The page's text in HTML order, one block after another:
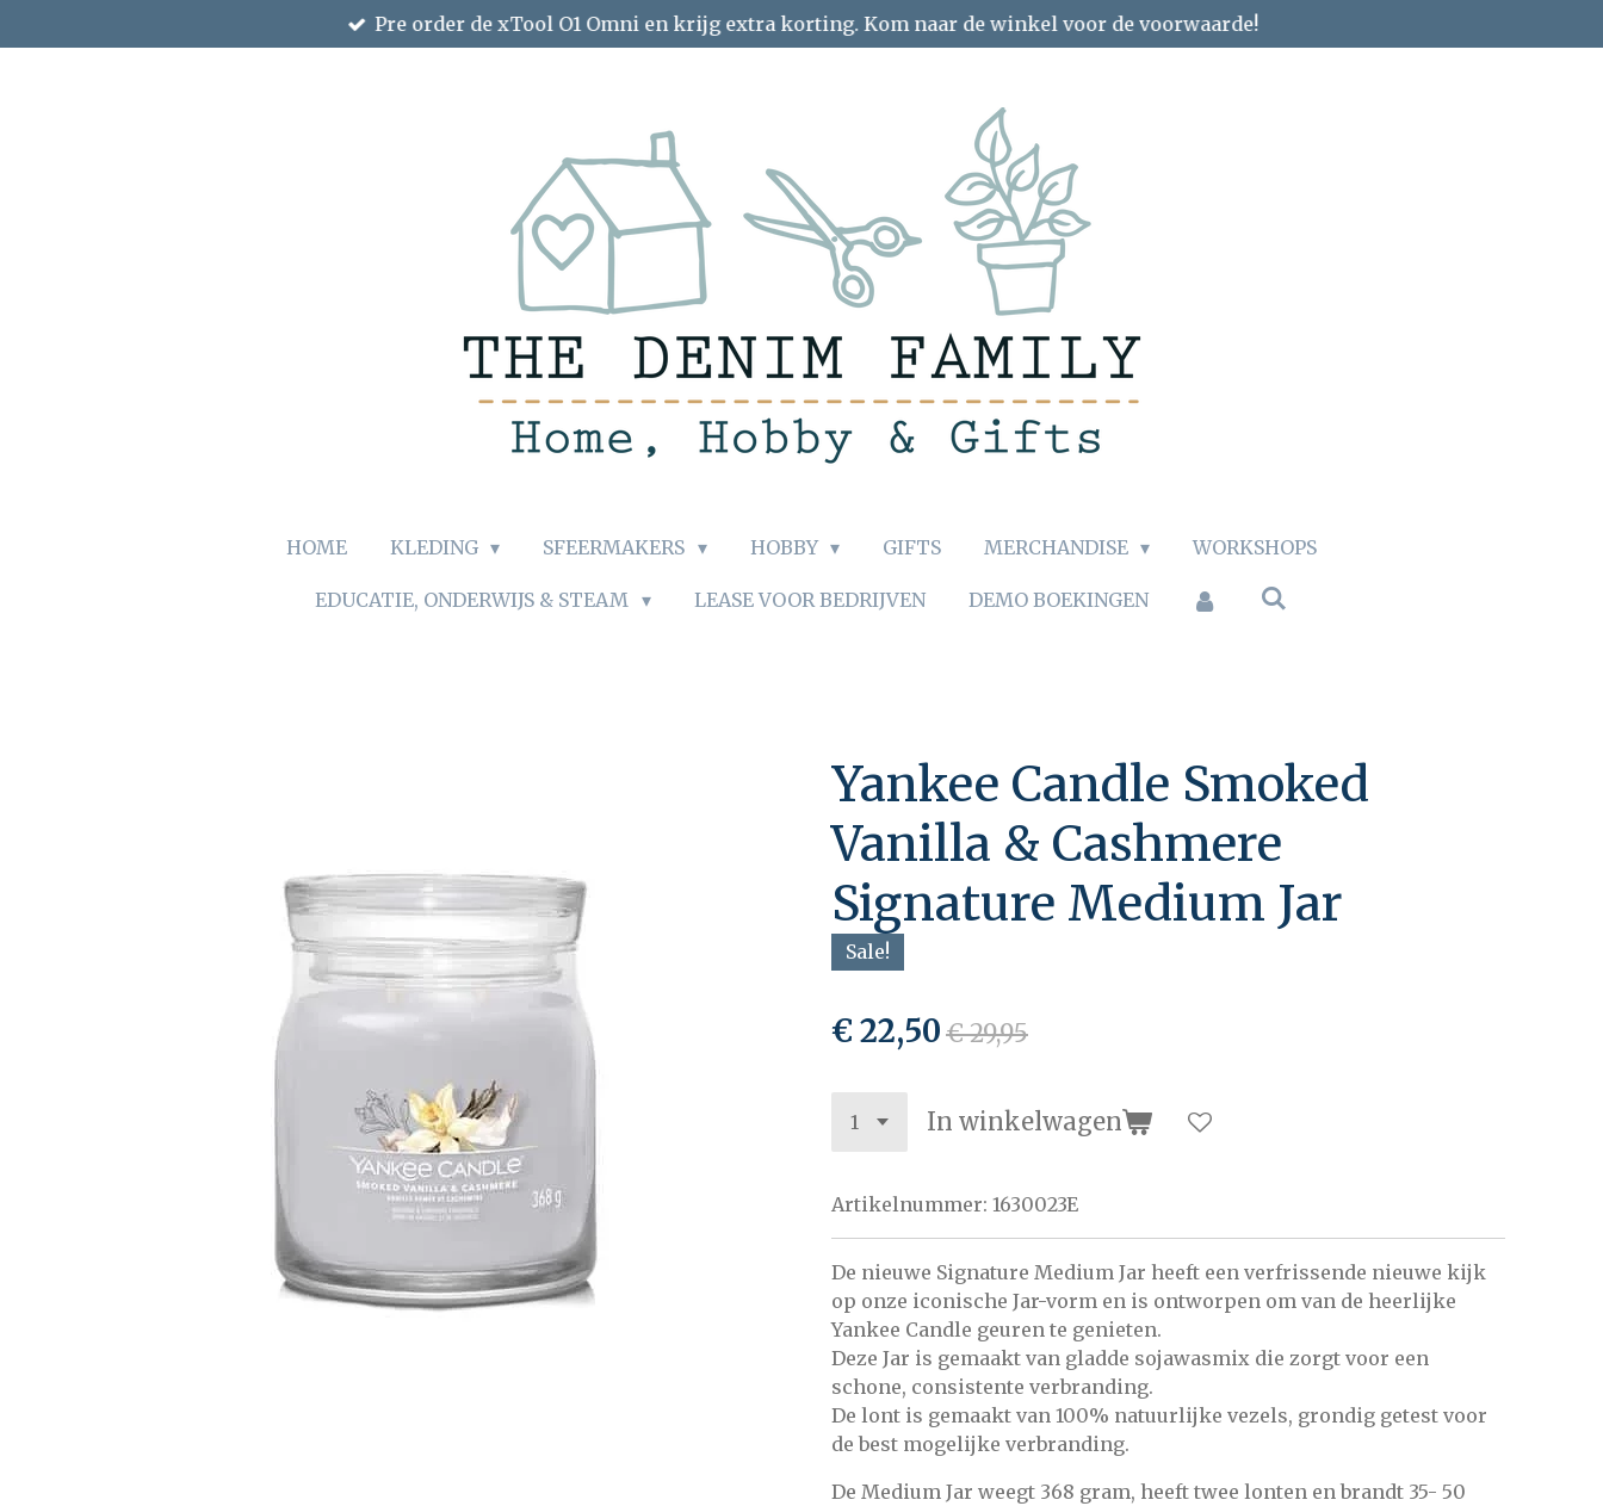
direct
Pre order de xTool O1 Omni en krijg extra korting. Kom naar de winkel voor de voorwaarde!
HOME KLEDING SFEERMAKERS HOBBY GIFTS MERCHANDISE WORKSHOPS
EDUCATIE, ONDERWIJS & STEAM LEASE VOOR BEDRIJVEN DEMO BOEKINGEN
Yankee Candle Smoked
Vanilla & Cashmere
Signature Medium Jar
Sale!
€ 22,50€ 29,95
In winkelwagen
Artikelnummer: 1630023E
De nieuwe Signature Medium Jar heeft een verfrissende nieuwe kijk
op onze iconische Jar-vorm en is ontworpen om van de heerlijke
Yankee Candle geuren te genieten.
Deze Jar is gemaakt van gladde sojawasmix die zorgt voor een
schone, consistente verbranding.
De lont is gemaakt van 100% natuurlijke vezels, grondig getest voor
de best mogelijke verbranding.
De Medium Jar weegt 368 gram, heeft twee lonten en brandt 35- 50